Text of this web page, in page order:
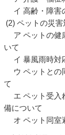
イ 高齢・障害
(2) ペットの災
ア ペットの健
いて
イ 暴風雨時対
ウ ペットとの
て
エ ペット受入
備について
オ ペット同室